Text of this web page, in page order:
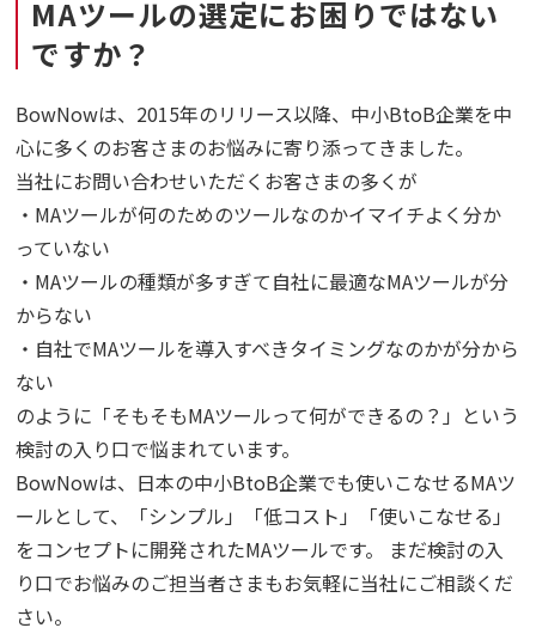
MAツールの選定にお困りではない
ですか？
BowNowは、2015年のリリース以降、中小BtoB企業を中
心に多くのお客さまのお悩みに寄り添ってきました。
当社にお問い合わせいただくお客さまの多くが
・MAツールが何のためのツールなのかイマイチよく分か
っていない
・MAツールの種類が多すぎて自社に最適なMAツールが分
からない
・自社でMAツールを導入すべきタイミングなのかが分から
ない
のように「そもそもMAツールって何ができるの？」という
検討の入り口で悩まれています。
BowNowは、日本の中小BtoB企業でも使いこなせるMAツ
ールとして、「シンプル」「低コスト」「使いこなせる」
をコンセプトに開発されたMAツールです。 まだ検討の入
り口でお悩みのご担当者さまもお気軽に当社にご相談くだ
さい。